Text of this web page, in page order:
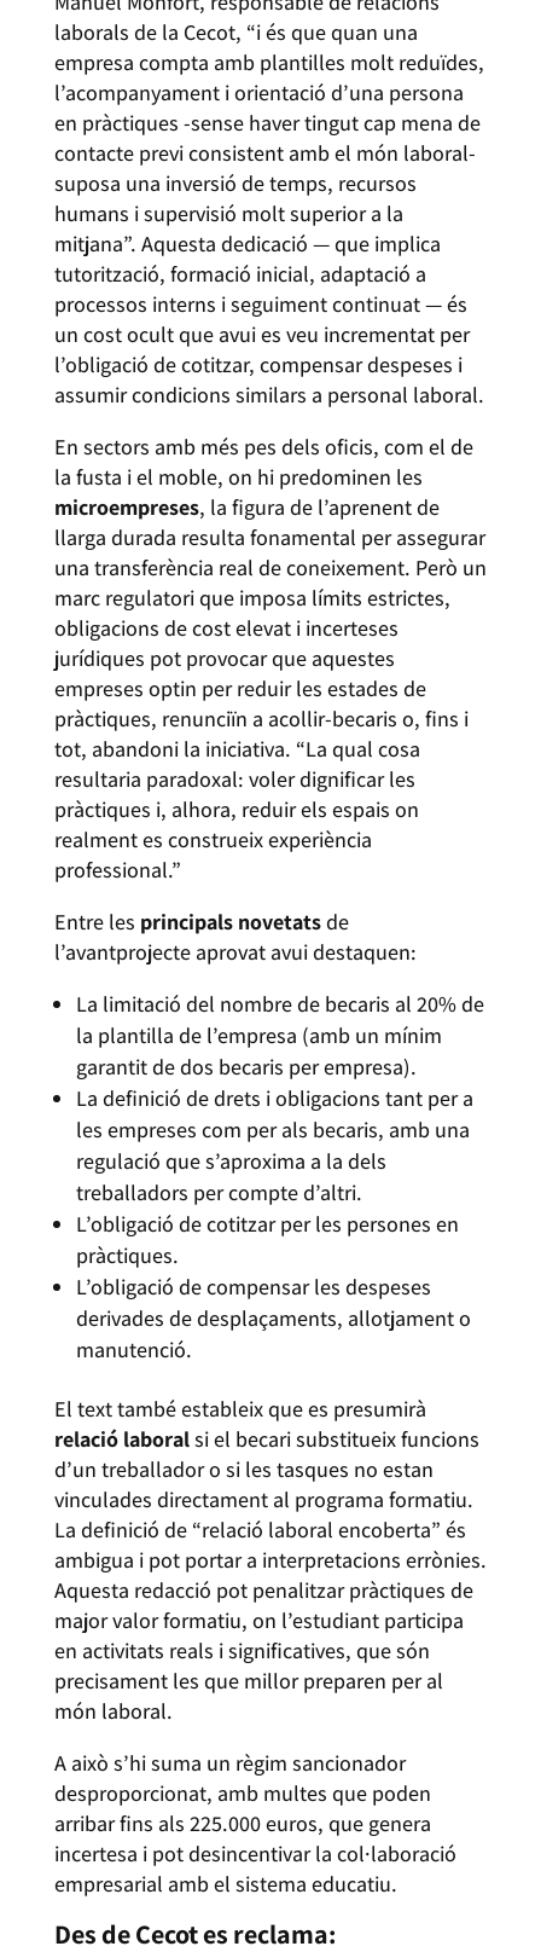
laborals de la Cecot, “i és que quan una
empresa compta amb plantilles molt reduïdes,
l’acompanyament i orientació d’una persona
en pràctiques -sense haver tingut cap mena de
contacte previ consistent amb el món laboral-
suposa una inversió de temps, recursos
humans i supervisió molt superior a la
mitjana”. Aquesta dedicació — que implica
tutorització, formació inicial, adaptació a
processos interns i seguiment continuat — és
un cost ocult que avui es veu incrementat per
l’obligació de cotitzar, compensar despeses i
assumir condicions similars a personal laboral.
En sectors amb més pes dels oficis, com el de
la fusta i el moble, on hi predominen les
microempreses, la figura de l’aprenent de
llarga durada resulta fonamental per assegurar
una transferència real de coneixement. Però un
marc regulatori que imposa límits estrictes,
obligacions de cost elevat i incerteses
jurídiques pot provocar que aquestes
empreses optin per reduir les estades de
pràctiques, renunciïn a acollir-becaris o, fins i
tot, abandoni la iniciativa. “La qual cosa
resultaria paradoxal: voler dignificar les
pràctiques i, alhora, reduir els espais on
realment es construeix experiència
professional.”
Entre les principals novetatsde
l’avantprojecte aprovat avui destaquen:
La limitació del nombre de becaris al 20% de
la plantilla de l’empresa (amb un mínim
garantit de dos becaris per empresa).
La definició de drets i obligacions tant per a
les empreses com per als becaris, amb una
regulació que s’aproxima a la dels
treballadors per compte d’altri.
L’obligació de cotitzar per les persones en
pràctiques.
L’obligació de compensar les despeses
derivades de desplaçaments, allotjament o
manutenció.
El text també estableix que es presumirà
relació laboralsi el becari substitueix funcions
d’un treballador o si les tasques no estan
vinculades directament al programa formatiu.
La definició de “relació laboral encoberta” és
ambigua i pot portar a interpretacions errònies.
Aquesta redacció pot penalitzar pràctiques de
major valor formatiu, on l’estudiant participa
en activitats reals i significatives, que són
precisament les que millor preparen per al
món laboral.
A això s’hi suma un règim sancionador
desproporcionat, amb multes que poden
arribar fins als 225.000 euros, que genera
incertesa i pot desincentivar la col·laboració
empresarial amb el sistema educatiu.
Des de Cecot es reclama: